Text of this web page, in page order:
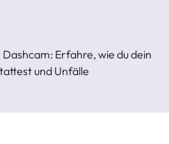
Erfahre, wie du dein
und Unfälle